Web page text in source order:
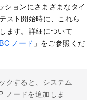
ションにさまざまなタイ
スト開始時に、これら
ます。詳細について
ノード 」をご参照くだ
クすると、システム
ノードを追加しま